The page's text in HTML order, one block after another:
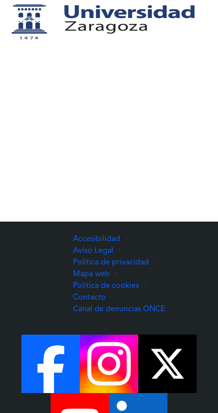
Accesibilidad
Aviso Legal
Política de privacidad
Mapa web
Política de cookies
Contacto
Canal de denuncias ONCE(Abre una